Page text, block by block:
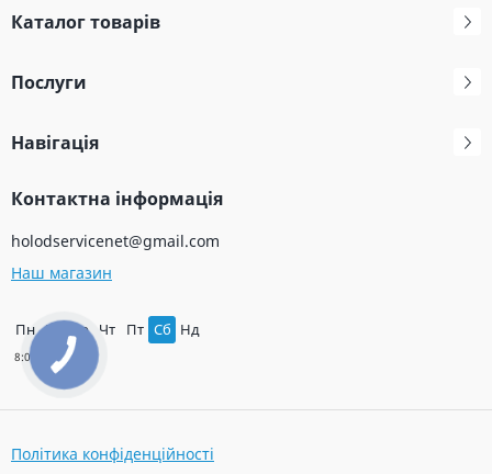
Каталог товарів
Послуги
Навігація
Контактна інформація
holodservicenet@gmail.com
Наш магазин
Пн Вт Ср Чт Пт Сб Нд
Політика конфіденційності